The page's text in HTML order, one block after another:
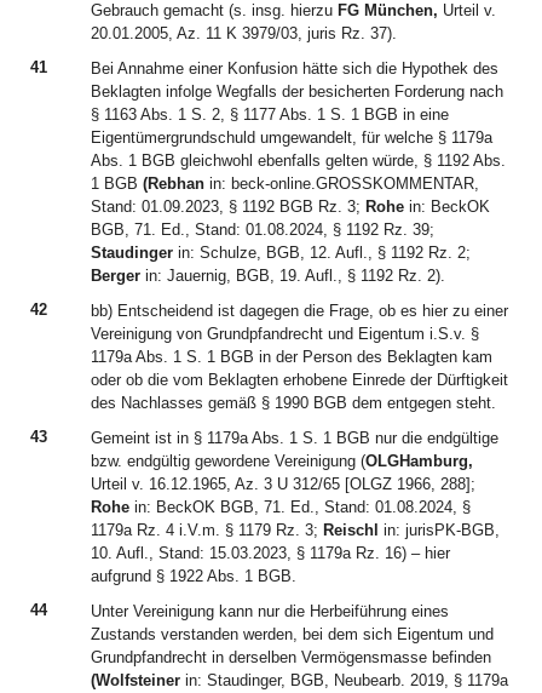
Gebrauch gemacht (s. insg. hierzu FG München, Urteil v.
20.01.2005, Az. 11 K 3979/03, juris Rz. 37).
41
Bei Annahme einer Konfusion hätte sich die Hypothek des
Beklagten infolge Wegfalls der besicherten Forderung nach
§ 1163 Abs. 1 S. 2, § 1177 Abs. 1 S. 1 BGB in eine
Eigentümergrundschuld umgewandelt, für welche § 1179a
Abs. 1 BGB gleichwohl ebenfalls gelten würde, § 1192 Abs.
1 BGB (Rebhan in: beck-online.GROSSKOMMENTAR,
Stand: 01.09.2023, § 1192 BGB Rz. 3; Rohe in: BeckOK
BGB, 71. Ed., Stand: 01.08.2024, § 1192 Rz. 39;
Staudinger in: Schulze, BGB, 12. Aufl., § 1192 Rz. 2;
Berger in: Jauernig, BGB, 19. Aufl., § 1192 Rz. 2).
42
bb) Entscheidend ist dagegen die Frage, ob es hier zu einer
Vereinigung von Grundpfandrecht und Eigentum i.S.v. §
1179a Abs. 1 S. 1 BGB in der Person des Beklagten kam
oder ob die vom Beklagten erhobene Einrede der Dürftigkeit
des Nachlasses gemäß § 1990 BGB dem entgegen steht.
43
Gemeint ist in § 1179a Abs. 1 S. 1 BGB nur die endgültige
bzw. endgültig gewordene Vereinigung (OLGHamburg,
Urteil v. 16.12.1965, Az. 3 U 312/65 [OLGZ 1966, 288];
Rohe in: BeckOK BGB, 71. Ed., Stand: 01.08.2024, §
1179a Rz. 4 i.V.m. § 1179 Rz. 3; Reischl in: jurisPK-BGB,
10. Aufl., Stand: 15.03.2023, § 1179a Rz. 16) – hier
aufgrund § 1922 Abs. 1 BGB.
44
Unter Vereinigung kann nur die Herbeiführung eines
Zustands verstanden werden, bei dem sich Eigentum und
Grundpfandrecht in derselben Vermögensmasse befinden
(Wolfsteiner in: Staudinger, BGB, Neubearb. 2019, § 1179a